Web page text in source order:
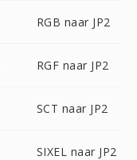
RGB naar JP2
RGF naar JP2
SCT naar JP2
SIXEL naar JP2